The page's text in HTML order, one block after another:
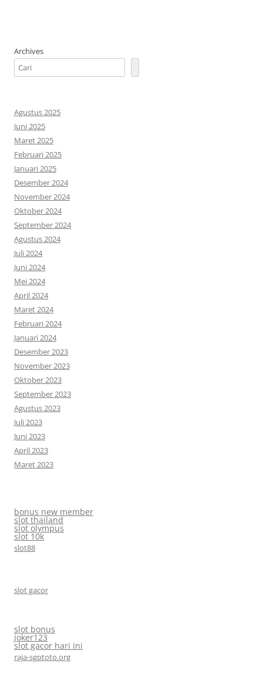
Archives
Agustus 2025
Juni 2025
Maret 2025
Februari 2025
Januari 2025
Desember 2024
November 2024
Oktober 2024
September 2024
Agustus 2024
Juli 2024
Juni 2024
Mei 2024
April 2024
Maret 2024
Februari 2024
Januari 2024
Desember 2023
November 2023
Oktober 2023
September 2023
Agustus 2023
Juli 2023
Juni 2023
April 2023
Maret 2023
bonus new member
slot thailand
slot olympus
slot 10k
slot88
slot gacor
slot bonus
joker123
slot gacor hari ini
raja-sgptoto.org